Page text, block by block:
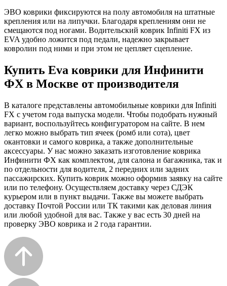
ЭВО коврики фиксируются на полу автомобиля на штатные
крепления или на липучки. Благодаря креплениям они не
смещаются под ногами. Водительский коврик Infiniti FX из
EVA удобно ложится под педали, надежно закрывает
ковролин под ними и при этом не цепляет сцепление.
Купить Eva коврики для Инфинити
ФХ в Москве от производителя
В каталоге представлены автомобильные коврики для Infiniti
FX с учетом года выпуска модели. Чтобы подобрать нужный
вариант, воспользуйтесь конфигуратором на сайте. В нем
легко можно выбрать тип ячеек (ромб или сота), цвет
окантовки и самого коврика, а также дополнительные
аксессуары. У нас можно заказать изготовление коврика
Инфинити ФХ как комплектом, для салона и багажника, так и
по отдельности для водителя, 2 передних или задних
пассажирских. Купить коврик можно оформив заявку на сайте
или по телефону. Осуществляем доставку через СДЭК
курьером или в пункт выдачи. Также вы можете выбрать
доставку Почтой России или ТК такими как деловая линия
или любой удобной для вас. Также у вас есть 30 дней на
проверку ЭВО коврика и 2 года гарантии.